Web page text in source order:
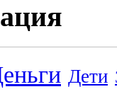
Дети